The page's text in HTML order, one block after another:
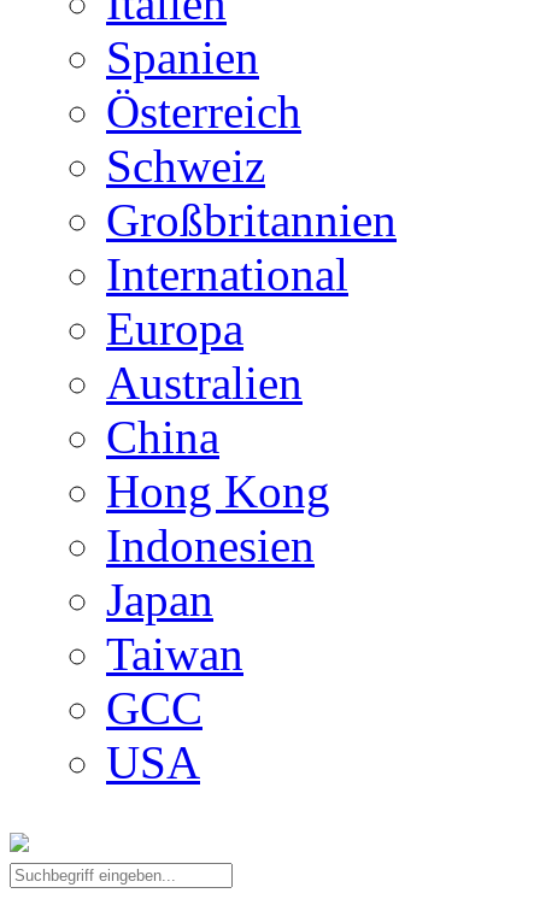
Spanien
Österreich
Schweiz
Großbritannien
International
Europa
Australien
China
Hong Kong
Indonesien
Japan
Taiwan
GCC
USA